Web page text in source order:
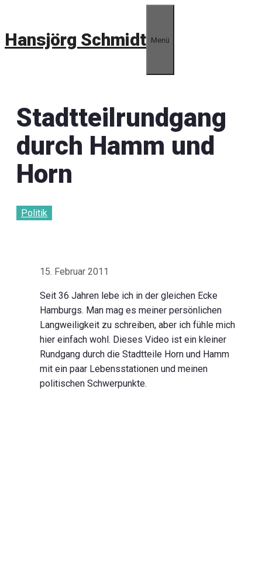
springen
Hansjörg Schmidt Menü
Stadtteilrundgang
durch Hamm und
Horn
Politik
15. Februar 2011
Seit 36 Jahren lebe ich in der gleichen Ecke
Hamburgs. Man mag es meiner persönlichen
Langweiligkeit zu schreiben, aber ich fühle mich
hier einfach wohl. Dieses Video ist ein kleiner
Rundgang durch die Stadtteile Horn und Hamm
mit ein paar Lebensstationen und meinen
politischen Schwerpunkte.